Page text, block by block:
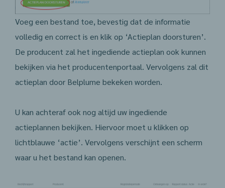
Voeg een bestand toe, bevestig dat de informatie
volledig en correct is en klik op ‘Actieplan doorsturen’.
De producent zal het ingediende actieplan ook kunnen
bekijken via het producentenportaal. Vervolgens zal dit
actieplan door Belplume bekeken worden.
U kan achteraf ook nog altijd uw ingediende
actieplannen bekijken. Hiervoor moet u klikken op
lichtblauwe ‘actie’. Vervolgens verschijnt een scherm
waar u het bestand kan openen.